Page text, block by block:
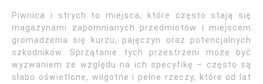
Piwnica i strych to miejsca, które często stają się
magazynami zapomnianych przedmiotów i miejscem
gromadzenia się kurzu, pajęczyn oraz potencjalnych
szkodników. Sprzątanie tych przestrzeni może być
wyzwaniem ze względu na ich specyfikę – często są
słabo oświetlone, wilgotne i pełne rzeczy, które od lat